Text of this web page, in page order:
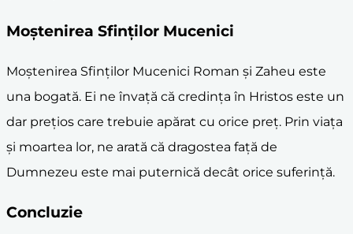
Moștenirea Sfinților Mucenici
Moștenirea Sfinților Mucenici Roman și Zaheu este
una bogată. Ei ne învață că credința în Hristos este un
dar prețios care trebuie apărat cu orice preț. Prin viața
și moartea lor, ne arată că dragostea față de
Dumnezeu este mai puternică decât orice suferință.
Concluzie